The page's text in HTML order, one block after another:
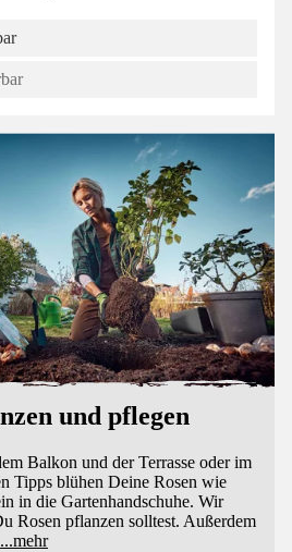
und pflegen
Balkon und der Terrasse oder im
Tipps blühen Deine Rosen wie
in die Gartenhandschuhe. Wir
Rosen pflanzen solltest. Außerdem
...mehr